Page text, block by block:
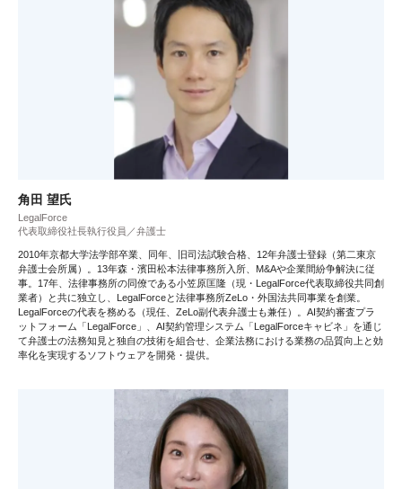
角田 望氏
LegalForce
代表取締役社長執行役員／弁護士
2010年京都大学法学部卒業、同年、旧司法試験合格、12年弁護士登録（第二東京
弁護士会所属）。13年森・濱田松本法律事務所入所、M&Aや企業間紛争解決に従
事。17年、法律事務所の同僚である小笠原匡隆（現・LegalForce代表取締役共同創
業者）と共に独立し、LegalForceと法律事務所ZeLo・外国法共同事業を創業。
LegalForceの代表を務める（現任、ZeLo副代表弁護士も兼任）。AI契約審査プラ
ットフォーム「LegalForce」、AI契約管理システム「LegalForceキャビネ」を通じ
て弁護士の法務知見と独自の技術を組合せ、企業法務における業務の品質向上と効
率化を実現するソフトウェアを開発・提供。